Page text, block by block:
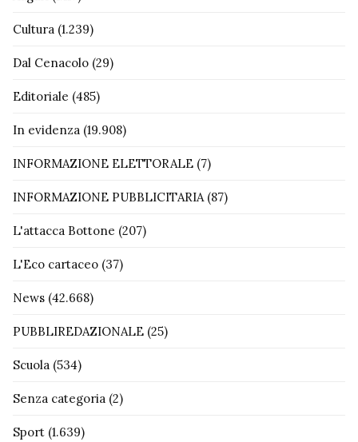
Cultura (1.239)
Dal Cenacolo (29)
Editoriale (485)
In evidenza (19.908)
INFORMAZIONE ELETTORALE (7)
INFORMAZIONE PUBBLICITARIA(87)
L'attacca Bottone (207)
L'Eco cartaceo (37)
News (42.668)
PUBBLIREDAZIONALE (25)
Scuola (534)
Senza categoria (2)
Sport (1.639)